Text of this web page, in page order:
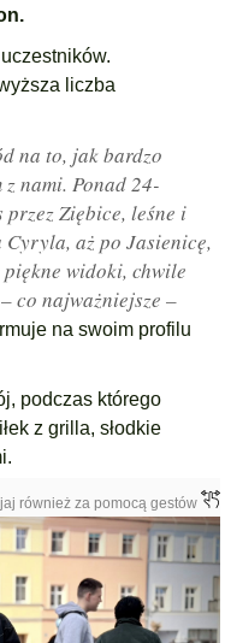
liczba
na to, jak bardzo
nami. Ponad 24-
Ziębice, leśne i
aż po Jasienicę,
widoki, chwile
co najważniejsze –
na swoim profilu
podczas którego
z grilla, słodkie
również za pomocą gestów